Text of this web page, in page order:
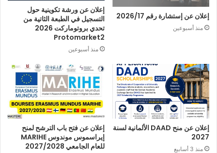
إعلان عن إستشارة رقم 2026/17
منذ أسبوعين
إعلان عن ورشة تكوينية حول
التسجيل في الطبعة الثاتية من
تحدي بروتوماركت 2026
Protomarket2
منذ أسبوعين
إعلان عن منح DAAD الألمانية لسنة
2027
منذ 3 أسابيع
إعلان عن فتح باب الترشح لمنح
إيراسموس موندوس MARIHE
للعام الجامعي 2027/2028